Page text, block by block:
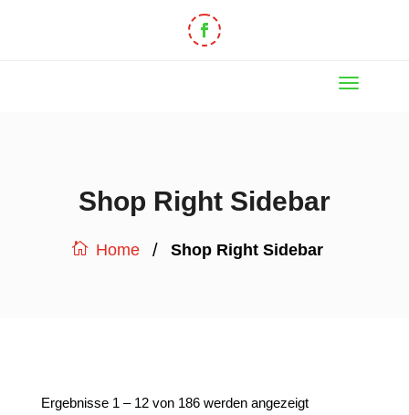
Shop Right Sidebar
Home / Shop Right Sidebar
Ergebnisse 1 – 12 von 186 werden angezeigt